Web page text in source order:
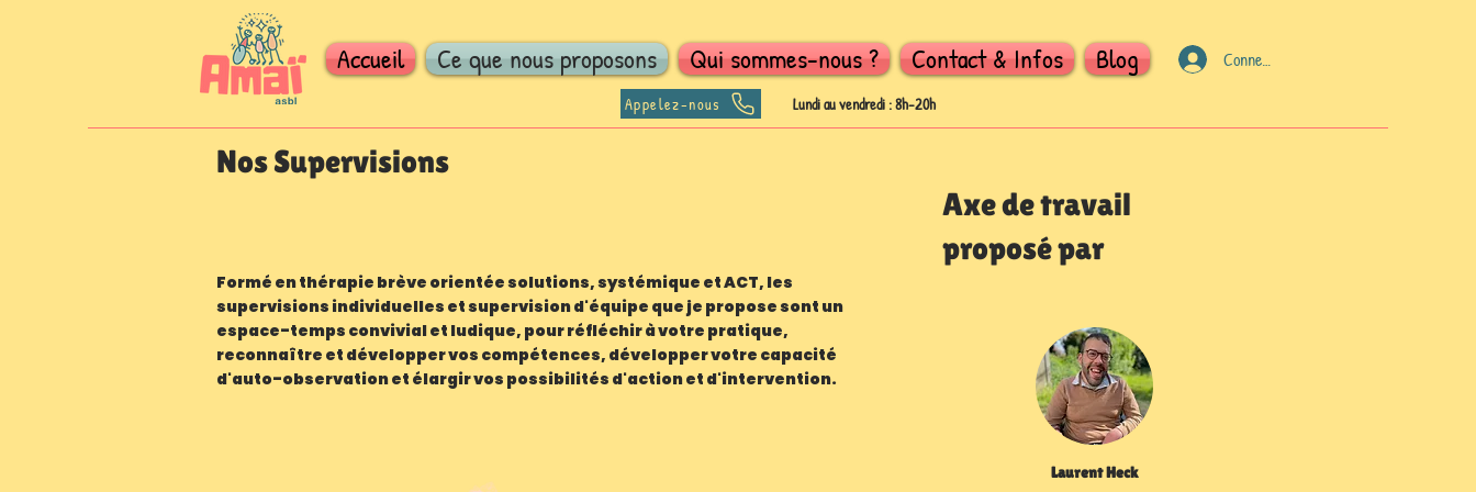
Accueil Ce que nous proposons Qui sommes-nous ? Contact & Infos Blog Connexion
Appelez-nous Lundi au vendredi : 8h-20h
Nos Supervisions
Formé en thérapie brève orientée solutions, systémique et ACT, les
supervisions individuelles et supervision d'équipe que je propose sont un
espace-temps convivial et ludique, pour réfléchir à votre pratique,
reconnaître et développer vos compétences, développer votre capacité
d'auto-observation et élargir vos possibilités d'action et d'intervention.
Axe de travail
proposé par
Laurent Heck